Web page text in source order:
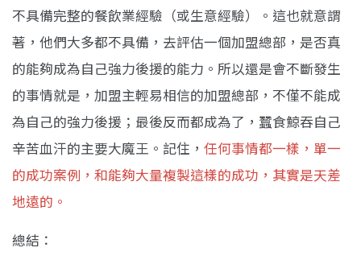
不具備完整的餐飲業經驗（或生意經驗）。這也就意謂
著，他們大多都不具備，去評估一個加盟總部，是否真
的能夠成為自己強力後援的能力。所以還是會不斷發生
的事情就是，加盟主輕易相信的加盟總部，不僅不能成
為自己的強力後援；最後反而都成為了，蠶食鯨吞自己
辛苦血汗的主要大魔王。記住， 任何事情都一樣，單一
的成功案例，和能夠大量複製這樣的成功，其實是天差
地遠的。
總結：